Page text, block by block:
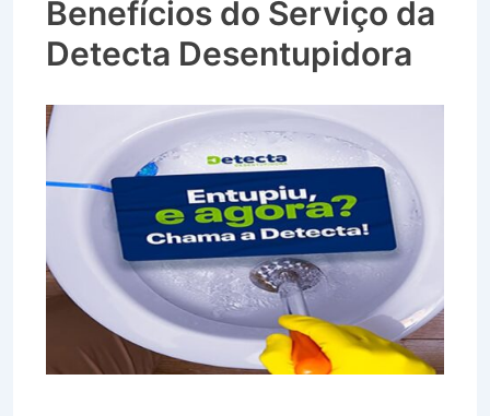
Benefícios do Serviço da
Detecta Desentupidora